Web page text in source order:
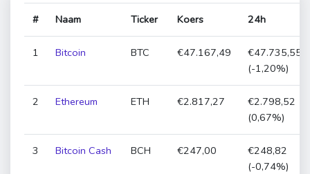
# Naam Ticker Koers 24h
1 Bitcoin BTC €47.167,49
€47.735,55
(-1,20%)
2 Ethereum ETH €2.817,27
€2.798,52
(0,67%)
3 Bitcoin Cash BCH €247,00
€248,82
(-0,74%)